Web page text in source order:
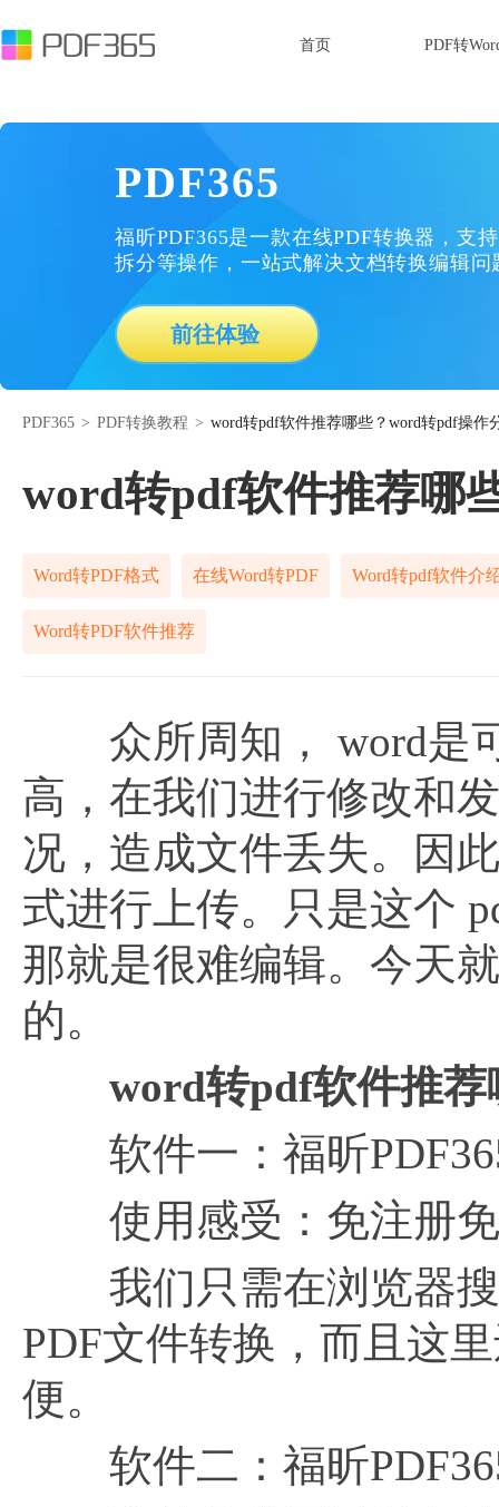
首页 PDF转
PDF365
福昕PDF365是一款在线PDF转换器，支
拆分等操作，一站式解决文档转换编辑问
前往体验
PDF365 > PDF转换教程 > word转pdf软件推荐哪些？word转pdf操作
word转pdf软件推荐哪
Word转PDF格式 在线Word转PDF Word转pdf软件介
Word转PDF软件推荐
众所周知， word是可
高，在我们进行修改和
况，造成文件丢失。因
式进行上传。只是这个
那就是很难编辑。今天
的。
word转pdf软件推荐
软件一：福昕
使用感受：免注册免
我们只需在浏览器搜
PDF文件转换，而且这
便。
软件二：福昕